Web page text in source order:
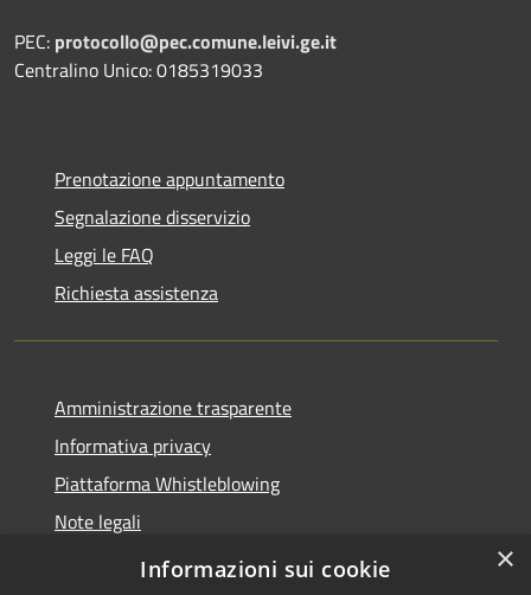
PEC: protocollo@pec.comune.leivi.ge.it
Centralino Unico: 0185319033
Prenotazione appuntamento
Segnalazione disservizio
Leggi le FAQ
Richiesta assistenza
Amministrazione trasparente
Informativa privacy
Piattaforma Whistleblowing
Note legali
Dichiarazione di accessibilità
×
Informazioni sui cookie